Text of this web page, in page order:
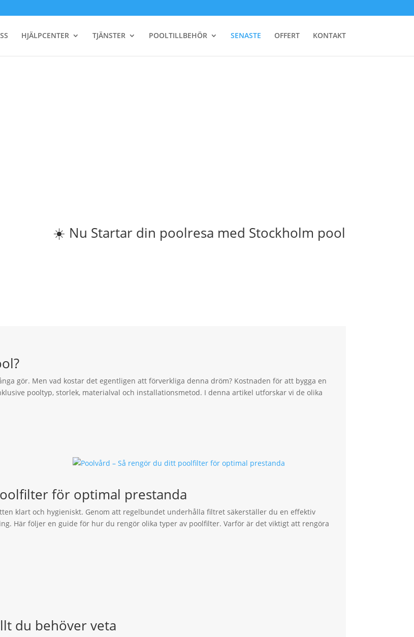
HJÄLPCENTER TJÄNSTER POOLTILLBEHÖR SENASTE OFFERT KONTAKT
☀️ Nu Startar din poolresa med Stockholm poolservice! ☀️ En
gör. Men vad kostar det egentligen att förverkliga denna dröm? Kostnaden för att bygga en
pooltyp, storlek, materialval och installationsmetod. I denna artikel utforskar vi de olika
för optimal prestanda
klart och hygieniskt. Genom att regelbundet underhålla filtret säkerställer du en effektiv
Här följer en guide för hur du rengör olika typer av poolfilter. Varför är det viktigt att rengöra
du behöver veta